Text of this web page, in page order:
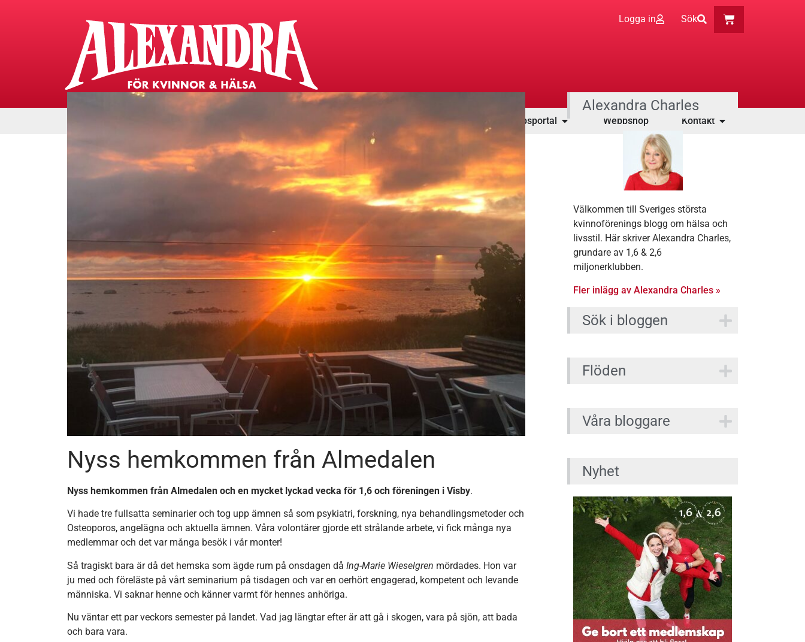
Logga in Sök
Ambassadörer Kalendarium Kunskapsportal Webbshop Kontakt
Nyss hemkommen från Almedalen
Nyss hemkommen från Almedalen och en mycket lyckad vecka för 1,6 och föreningen i Visby.
Vi hade tre fullsatta seminarier och tog upp ämnen så som psykiatri, forskning, nya behandlingsmetoder och
Osteoporos, angelägna och aktuella ämnen. Våra volontärer gjorde ett strålande arbete, vi fick många nya
medlemmar och det var många besök i vår monter!
Så tragiskt bara är då det hemska som ägde rum på onsdagen då Ing-Marie Wieselgren mördades. Hon var
ju med och föreläste på vårt seminarium på tisdagen och var en oerhört engagerad, kompetent och levande
människa. Vi saknar henne och känner varmt för hennes anhöriga.
Nu väntar ett par veckors semester på landet. Vad jag längtar efter är att gå i skogen, vara på sjön, att bada
och bara vara.
Alexandra Charles
Välkommen till Sveriges största
kvinnoförenings blogg om hälsa och
livsstil. Här skriver Alexandra Charles,
grundare av 1,6 & 2,6
miljonerklubben.
Fler inlägg av Alexandra Charles »
Sök i bloggen
Flöden
Våra bloggare
Nyhet